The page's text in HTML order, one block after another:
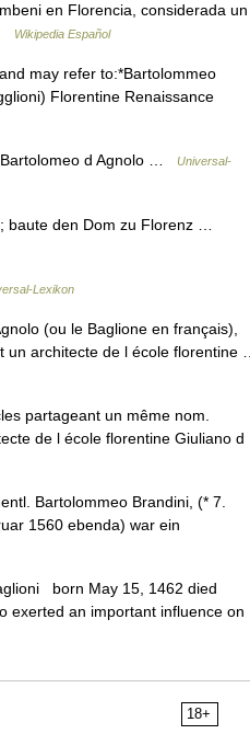
en Florencia, considerada un
Wikipedia Español
may refer to:*Bartolommeo
Florentine Renaissance
d Agnolo …
Universal-
baute den Dom zu Florenz …
Lexikon
(ou le Baglione en français),
architecte de l école florentine …
partageant un même nom.
de l école florentine Giuliano d
Bartolommeo Brandini, (* 7.
1560 ebenda) war ein
born May 15, 1462 died
an important influence on
18+